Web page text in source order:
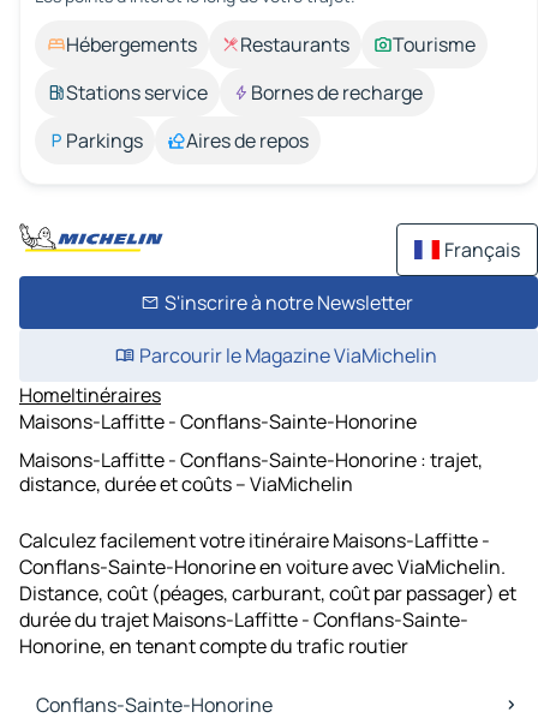
Hébergements Restaurants
Tourisme
Stations service
Bornes de recharge
Parkings
Aires de repos
Français
S'inscrire à notre Newsletter
Parcourir le Magazine ViaMichelin
HomeItinéraires
Maisons-Laffitte - Conflans-Sainte-Honorine
Maisons-Laffitte - Conflans-Sainte-Honorine : trajet,
distance, durée et coûts – ViaMichelin
Calculez facilement votre itinéraire Maisons-Laffitte -
Conflans-Sainte-Honorine en voiture avec ViaMichelin.
Distance, coût (péages, carburant, coût par passager) et
durée du trajet Maisons-Laffitte - Conflans-Sainte-
Honorine, en tenant compte du trafic routier
Conflans-Sainte-Honorine